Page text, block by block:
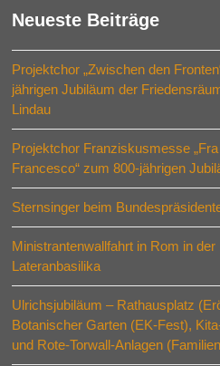
Neueste Beiträge
Projektchor „Zwischen den
jährigen Jubiläum der
Lindau
Projektchor Franziskusmesse „Fra
Francesco“ zum 800-jährigen
Sternsinger beim
Ministrantenwallfahrt in Rom in der
Lateranbasilika
Ulrichsjubiläum – Rathausplatz
Botanischer Garten (EK-Fest),
und Rote-Torwall-Anlagen